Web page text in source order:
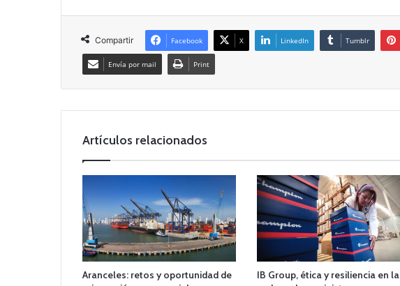
Compartir Facebook X LinkedIn Tumblr
Envía por mail Print
Artículos relacionados
Aranceles: retos y oportunidad de
IB Group, ética y resiliencia en la